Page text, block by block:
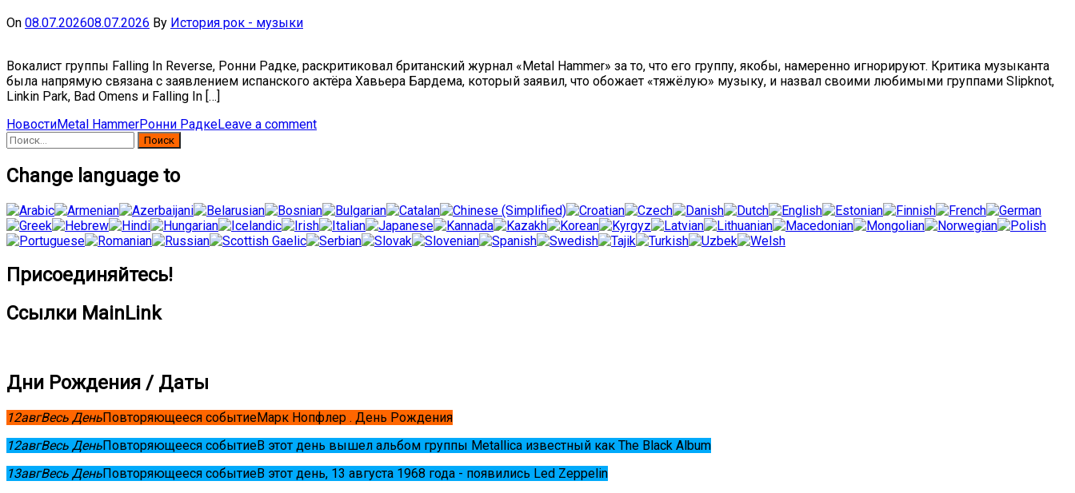
On 08.07.202608.07.2026 By История рок - музыки
Вокалист группы Falling In Reverse, Ронни Радке, раскритиковал британский журнал «Metal Hammer» за то, что его группу, якобы, намеренно игнорируют. Критика музыканта
была напрямую связана с заявлением испанского актёра Хавьера Бардема, который заявил, что обожает «тяжёлую» музыку, и назвал своими любимыми группами Slipknot,
Linkin Park, Bad Omens и Falling In […]
НовостиMetal HammerРонни РадкеLeave a comment
Найти:
Change language to
Присоединяйтесь!
Ссылки MainLink
Дни Рождения / Даты
12авгВесь ДеньПовторяющееся событиеМарк Нопфлер . День Рождения
12авгВесь ДеньПовторяющееся событиеВ этот день вышел альбом группы Metallica известный как The Black Album
13авгВесь ДеньПовторяющееся событиеВ этот день, 13 августа 1968 года - появились Led Zeppelin